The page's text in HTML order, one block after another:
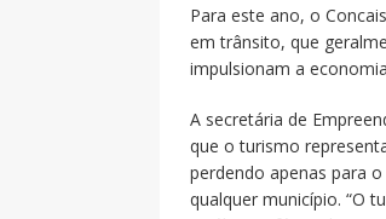
Para este ano, o
em trânsito, que
impulsionam a
A secretária de
que o turismo
perdendo apenas para
qualquer município. “O